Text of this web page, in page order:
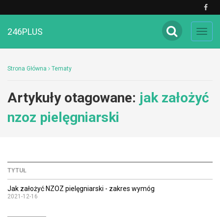
246PLUS
Strona Główna Tematy
Artykuły otagowane: jak założyć
nzoz pielęgniarski
TYTUŁ
Jak założyć NZOZ pielęgniarski - zakres wymóg
2021-12-16